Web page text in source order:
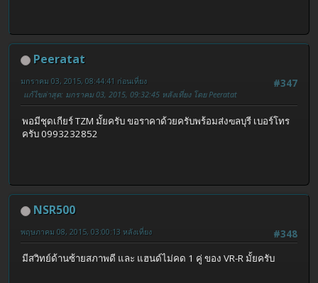
Peeratat
#347
มกราคม 03, 2015, 08:44:41 ก่อนเที่ยง
แก้ไขล่าสุด: มกราคม 03, 2015, 09:32:45 หลังเที่ยง โดย Peeratat
พอมีชุดเกียร์ TZM มั้ยครับ ขอราคาด้วยครับพร้อมส่งฃลบุรี เบอร์โทร
ครับ 0993232852
NSR500
#348
พฤษภาคม 08, 2015, 03:00:13 หลังเที่ยง
มีสวิทย์ด้านซ้ายสภาพดี และ แฮนด์ไม่คด 1 คู่ ของ VR-R มั้ยครับ